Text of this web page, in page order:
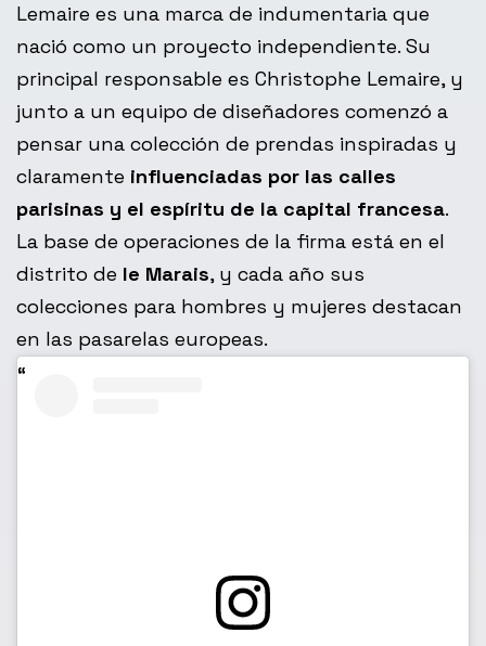
Pinterest
Lemaire es una marca de indumentaria que
nació como un proyecto independiente. Su
principal responsable es Christophe Lemaire, y
junto a un equipo de diseñadores comenzó a
pensar una colección de prendas inspiradas y
claramente influenciadas por las calles
parisinas y el espíritu de la capital francesa.
La base de operaciones de la firma está en el
distrito de le Marais, y cada año sus
colecciones para hombres y mujeres destacan
en las pasarelas europeas.